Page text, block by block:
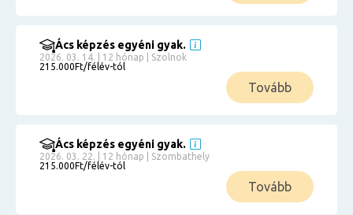
Ács képzés egyéni gyak.
2026. 03. 14. | 12 hónap | Szolnok
215.000Ft/félév-tól
Tovább
Ács képzés egyéni gyak.
2026. 03. 22. | 12 hónap | Szombathely
215.000Ft/félév-tól
Tovább